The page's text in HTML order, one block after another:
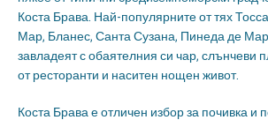
Коста Брава. Най-популярните от тях
Мар, Бланес, Санта Сузана, Пинеда де
завладеят с обаятелния си чар, слънчеви
от ресторанти и наситен нощен живот.
Коста Брава е отличен избор за почивка и